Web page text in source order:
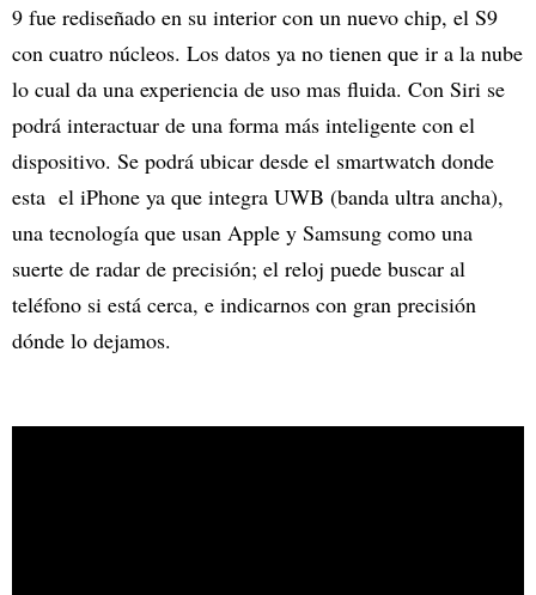
9 fue rediseñado en su interior con un nuevo chip, el S9
con cuatro núcleos. Los datos ya no tienen que ir a la nube
lo cual da una experiencia de uso mas fluida. Con Siri se
podrá interactuar de una forma más inteligente con el
dispositivo. Se podrá ubicar desde el smartwatch donde
esta el iPhone ya que integra UWB (banda ultra ancha),
una tecnología que usan Apple y Samsung como una
suerte de radar de precisión; el reloj puede buscar al
teléfono si está cerca, e indicarnos con gran precisión
dónde lo dejamos.